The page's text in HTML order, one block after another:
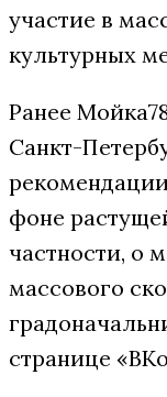
участие в
культурных
Ранее
Санкт-
фоне
частности, о
массового
странице